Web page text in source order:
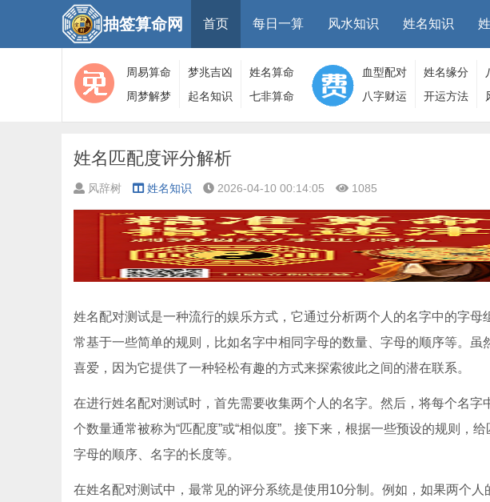
抽签算命网 首页 每日一算 风水知识 姓名知识
周易算命 梦兆吉凶
姓名算命
周梦解梦
大全
起名知识
算命
七非算命
网
血型配对 姓名缘分
八字财运
开运方法
姓名匹配度评分解析
风辞树 姓名知识 2026-04-10 00:14:05 1085
姓名配对测试是一种流行的娱乐方式，它通过分析两个人的名字中的字
常基于一些简单的规则，比如名字中相同字母的数量、字母的顺序等。
喜爱，因为它提供了一种轻松有趣的方式来探索彼此之间的潜在联系。
在进行姓名配对测试时，首先需要收集两个人的名字。然后，将每个名
个数量通常被称为“匹配度”或“相似度”。接下来，根据一些预设的规则，
字母的顺序、名字的长度等。
在姓名配对测试中，最常见的评分系统是使用10分制。例如，如果两个